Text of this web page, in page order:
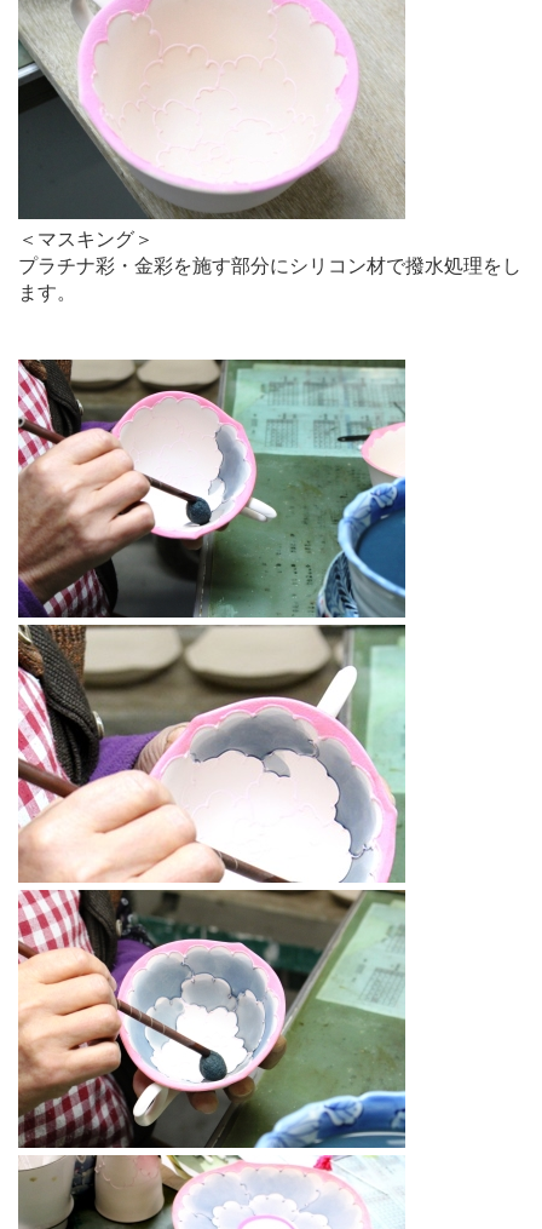
＜マスキング＞
プラチナ彩・金彩を施す部分にシリコン材で撥水処理をし
ます。